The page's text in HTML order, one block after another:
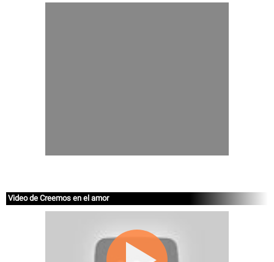
Video de Creemos en el amor